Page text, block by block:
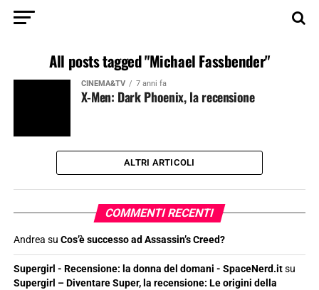
All posts tagged "Michael Fassbender"
CINEMA&TV 7 anni fa
X-Men: Dark Phoenix, la recensione
ALTRI ARTICOLI
COMMENTI RECENTI
Andrea su Cos’è successo ad Assassin’s Creed?
Supergirl - Recensione: la donna del domani - SpaceNerd.itsu
Supergirl – Diventare Super, la recensione: Le origini della